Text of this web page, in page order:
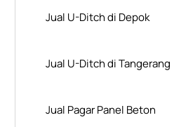
Jual U-Ditch di Depok
Jual U-Ditch di Tangerang
Jual Pagar Panel Beton